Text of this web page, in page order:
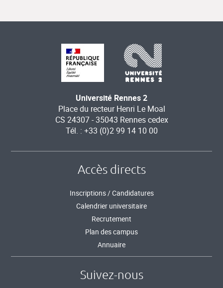
Université Rennes 2
Place du recteur Henri Le Moal
CS 24307 - 35043 Rennes cedex
Tél. : +33 (0)2 99 14 10 00
Accès directs
Inscriptions / Candidatures
Calendrier universitaire
Recrutement
Plan des campus
Annuaire
Suivez-nous